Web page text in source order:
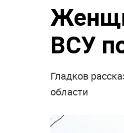
ВСУ
Гладков
области